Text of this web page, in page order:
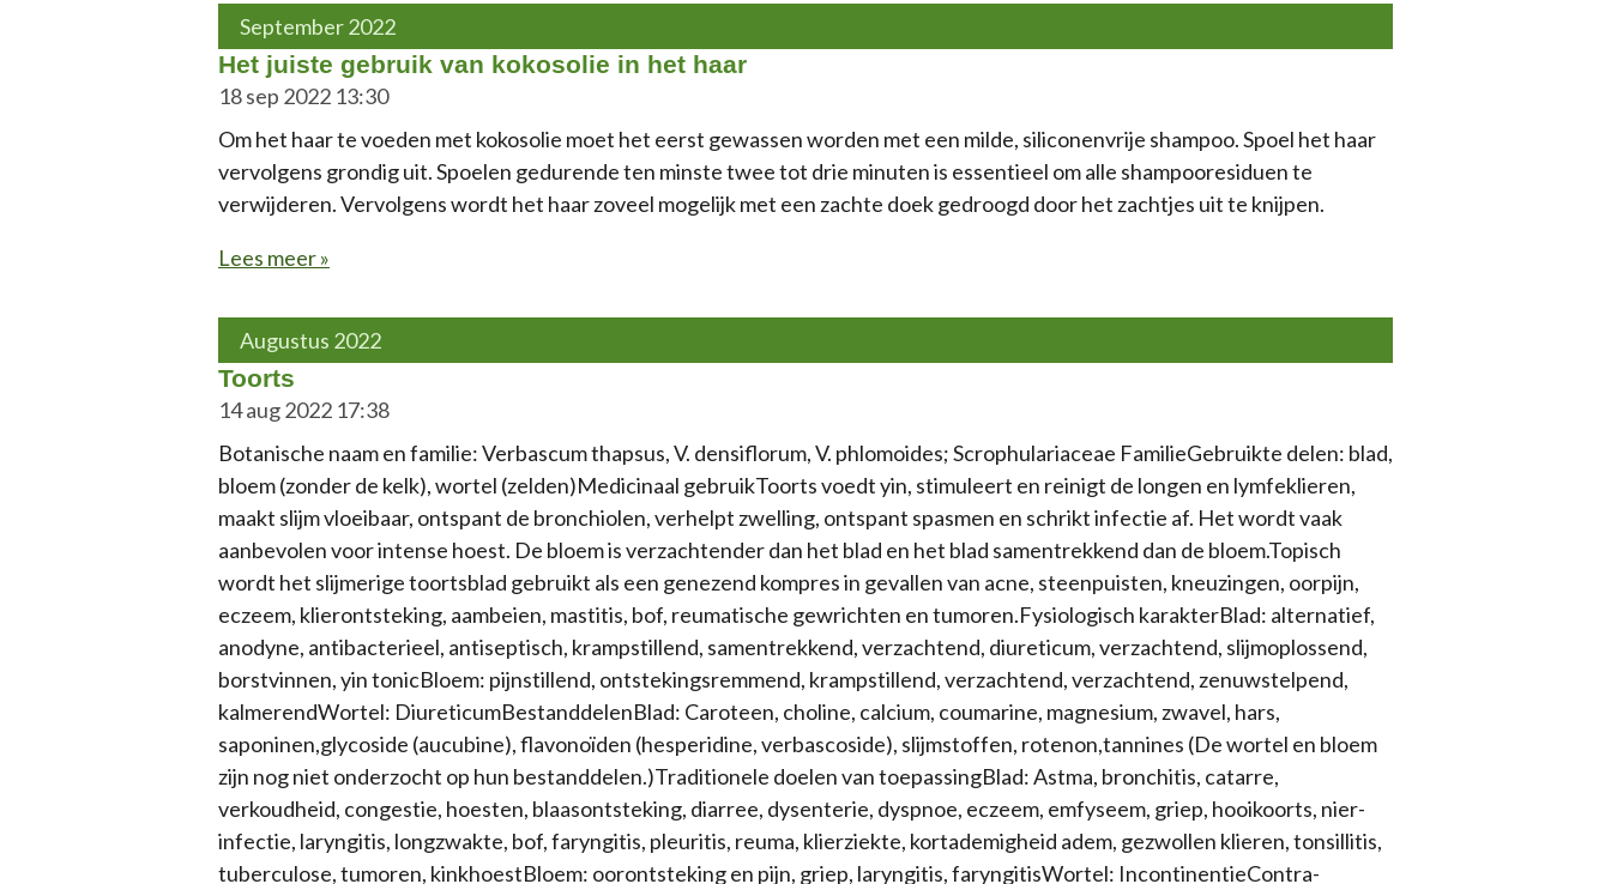
September 2022
Het juiste gebruik van kokosolie in het haar
18 sep 2022 13:30
Om het haar te voeden met kokosolie moet het eerst gewassen worden met een milde, siliconenvrije shampoo. Spoel het haar
vervolgens grondig uit. Spoelen gedurende ten minste twee tot drie minuten is essentieel om alle shampooresiduen te
verwijderen. Vervolgens wordt het haar zoveel mogelijk met een zachte doek gedroogd door het zachtjes uit te knijpen.
Lees meer »
Augustus 2022
Toorts
14 aug 2022 17:38
Botanische naam en familie: Verbascum thapsus, V. densiflorum, V. phlomoides; Scrophulariaceae FamilieGebruikte delen: blad,
bloem (zonder de kelk), wortel (zelden)Medicinaal gebruikToorts voedt yin, stimuleert en reinigt de longen en lymfeklieren,
maakt slijm vloeibaar, ontspant de bronchiolen, verhelpt zwelling, ontspant spasmen en schrikt infectie af. Het wordt vaak
aanbevolen voor intense hoest. De bloem is verzachtender dan het blad en het blad samentrekkend dan de bloem.Topisch
wordt het slijmerige toortsblad gebruikt als een genezend kompres in gevallen van acne, steenpuisten, kneuzingen, oorpijn,
eczeem, klierontsteking, aambeien, mastitis, bof, reumatische gewrichten en tumoren.Fysiologisch karakterBlad: alternatief,
anodyne, antibacterieel, antiseptisch, krampstillend, samentrekkend, verzachtend, diureticum, verzachtend, slijmoplossend,
borstvinnen, yin tonicBloem: pijnstillend, ontstekingsremmend, krampstillend, verzachtend, verzachtend, zenuwstelpend,
kalmerendWortel: DiureticumBestanddelenBlad: Caroteen, choline, calcium, coumarine, magnesium, zwavel, hars,
saponinen,glycoside (aucubine), flavonoïden (hesperidine, verbascoside), slijmstoffen, rotenon,tannines (De wortel en bloem
zijn nog niet onderzocht op hun bestanddelen.)Traditionele doelen van toepassingBlad: Astma, bronchitis, catarre,
verkoudheid, congestie, hoesten, blaasontsteking, diarree, dysenterie, dyspnoe, eczeem, emfyseem, griep, hooikoorts, nier-
infectie, laryngitis, longzwakte, bof, faryngitis, pleuritis, reuma, klierziekte, kortademigheid adem, gezwollen klieren, tonsillitis,
tuberculose, tumoren, kinkhoestBloem: oorontsteking en pijn, griep, laryngitis, faryngitisWortel: IncontinentieContra-